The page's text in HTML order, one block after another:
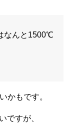
なんと1500℃
かもです。
ですが、